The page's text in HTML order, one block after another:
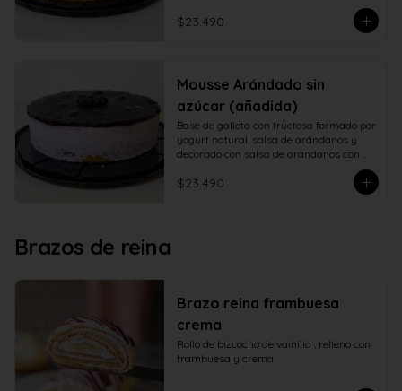
$23.490
Mousse Arándado sin
azúcar (añadida)
Base de galleta con fructosa formado por
yogurt natural, salsa de arándanos y
decorado con salsa de arándanos con
$23.490
Brazos de reina
Brazo reina frambuesa
crema
Rollo de bizcocho de vainilla , relleno con
frambuesa y crema.